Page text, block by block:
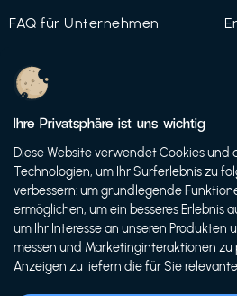
FAQ für Unternehmen
Datenschutz
Nutzungsbedingungen
© 2021 FutureBens GmbH
Ihre Privatsphäre ist uns wichtig
Diese Website verwendet Cookies und
Technologien, um Ihr Surferlebnis zu
verbessern: um grundlegende
ermöglichen, um ein besseres Erlebnis
um Ihr Interesse an unseren Produkten
messen und Marketinginteraktionen zu
Anzeigen zu liefern die für Sie